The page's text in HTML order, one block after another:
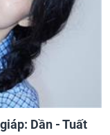
Dần - Tuất